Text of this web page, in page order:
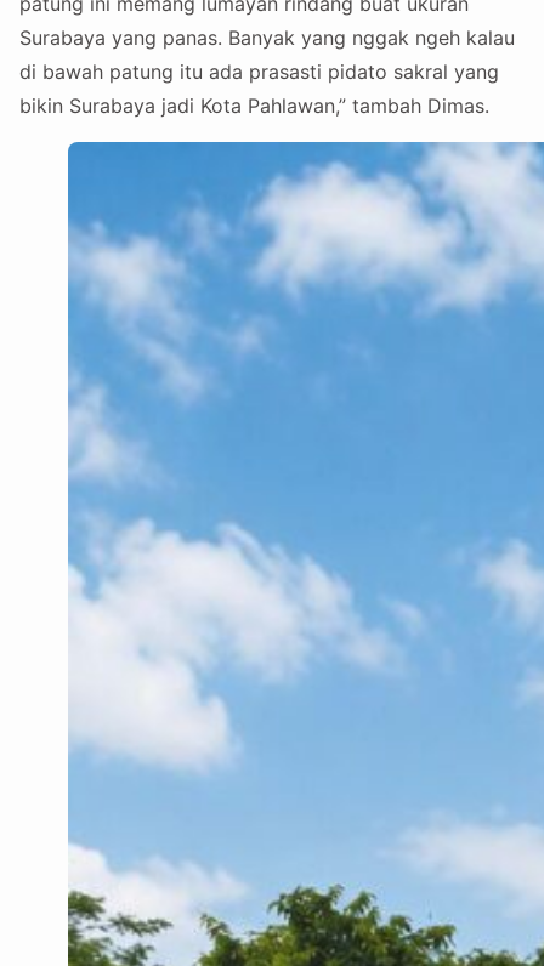
Surabaya yang panas. Banyak yang nggak ngeh kalau
di bawah patung itu ada prasasti pidato sakral yang
bikin Surabaya jadi Kota Pahlawan,” tambah Dimas.